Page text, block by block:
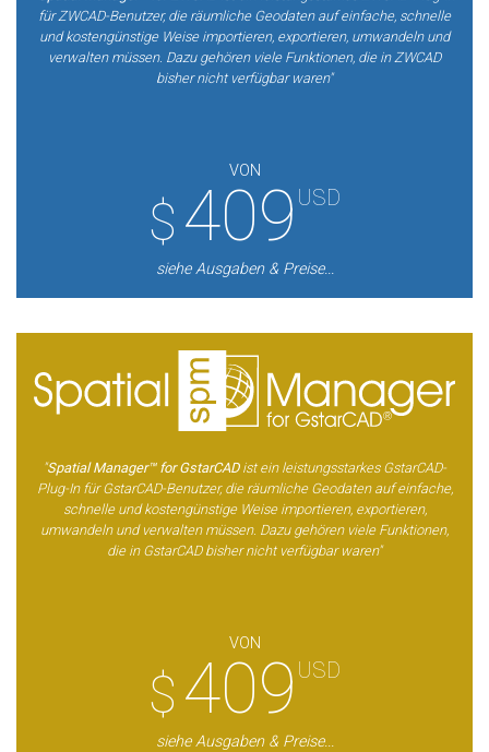
für ZWCAD-Benutzer, die räumliche Geodaten auf einfache, schnelle
und kostengünstige Weise importieren, exportieren, umwandeln und
verwalten müssen. Dazu gehören viele Funktionen, die in ZWCAD
bisher nicht verfügbar waren"
VON
$409 USD
siehe Ausgaben & Preise...
"Spatial Manager™ for GstarCADist ein leistungsstarkes GstarCAD-
Plug-In für GstarCAD-Benutzer, die räumliche Geodaten auf einfache,
schnelle und kostengünstige Weise importieren, exportieren,
umwandeln und verwalten müssen. Dazu gehören viele Funktionen,
die in GstarCAD bisher nicht verfügbar waren"
VON
$409 USD
siehe Ausgaben & Preise...